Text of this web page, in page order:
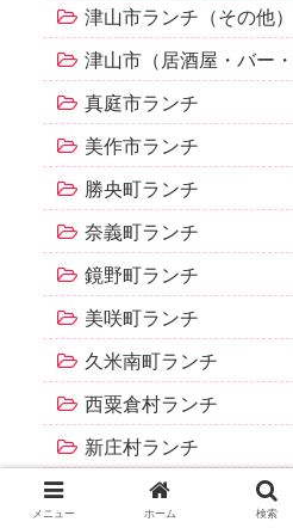
津山市ランチ（その他）
津山市（居酒屋・バー・
真庭市ランチ
美作市ランチ
勝央町ランチ
奈義町ランチ
鏡野町ランチ
美咲町ランチ
久米南町ランチ
西粟倉村ランチ
新庄村ランチ
鳥取県アクティビティ＆グ
メニュー ホーム 検索